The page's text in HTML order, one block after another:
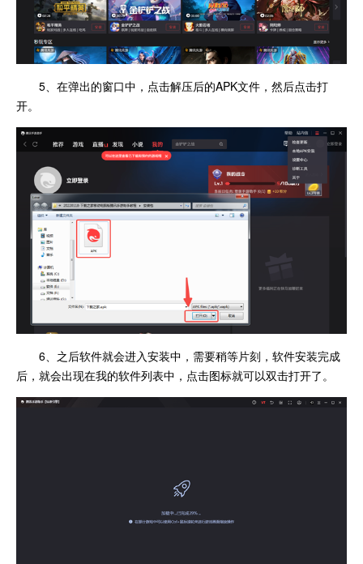
5、在弹出的窗口中，点击解压后的APK文件，然后点击打
开。
6、之后软件就会进入安装中，需要稍等片刻，软件安装完成
后，就会出现在我的软件列表中，点击图标就可以双击打开了。